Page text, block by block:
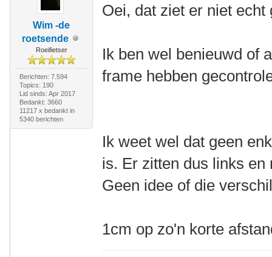
Wim -de
roetsende
Roeifietser
Berichten: 7.594
Topics: 190
Lid sinds: Apr 2017
Bedankt: 3660
11217 x bedankt in
5340 berichten
Oei, dat ziet er niet echt
Ik ben wel benieuwd of
frame hebben
Ik weet wel dat geen
is. Er zitten dus links
Geen idee of die
1cm op zo'n korte